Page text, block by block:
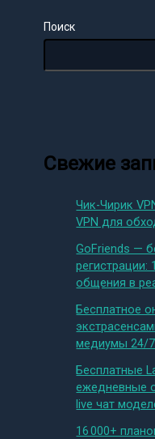
Поиск
Свежие
Чик-Чирик
VPN для
GoFriends —
регистрации:
общения в
Бесплатное
медиумы 24/7
Бесплатные
ежедневные
live чат
16 000+